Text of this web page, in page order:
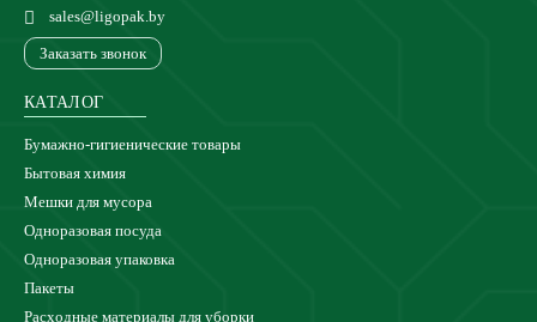
sales@ligopak.by
Заказать звонок
КАТАЛОГ
Бумажно-гигиенические товары
Бытовая химия
Мешки для мусора
Одноразовая посуда
Одноразовая упаковка
Пакеты
Расходные материалы для уборки